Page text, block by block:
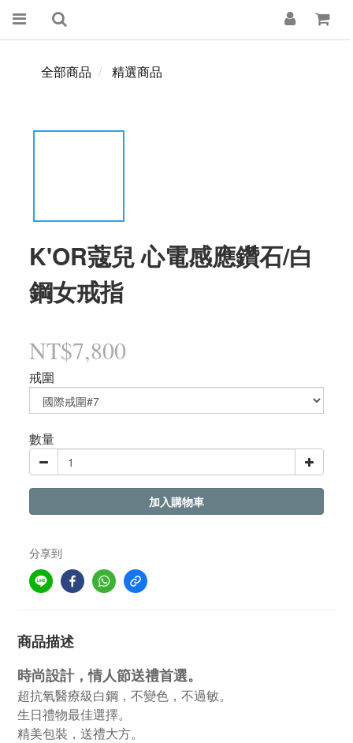
全部商品 精選商品
K'OR蔻兒 心電感應鑽石/白
鋼女戒指
NT$7,800
戒圍
數量
加入購物車
分享到
商品描述
時尚設計，情人節送禮首選。
超抗氧醫療級白鋼，不變色，不過敏。
生日禮物最佳選擇。
精美包裝，送禮大方。